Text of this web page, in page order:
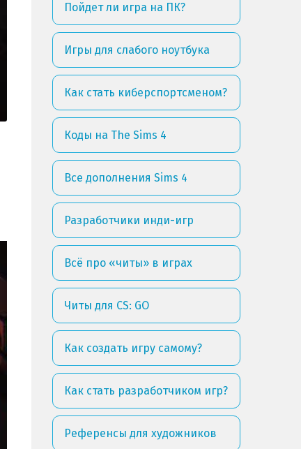
Пойдет ли игра на ПК?
Игры для слабого ноутбука
Как стать киберспортсменом?
Коды на The Sims 4
Все дополнения Sims 4
Разработчики инди-игр
Всё про «читы» в играх
Читы для CS: GO
Как создать игру самому?
Как стать разработчиком игр?
Референсы для художников